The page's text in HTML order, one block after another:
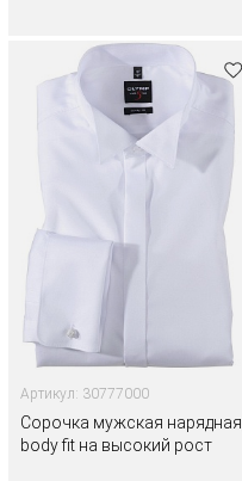
Артикул: 30777000
Сорочка мужская нарядная,
body fit на высокий рост